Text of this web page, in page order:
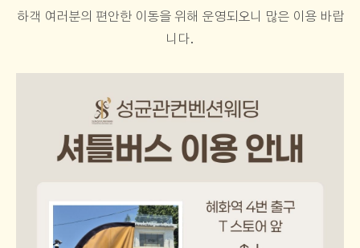
하객 여러분의 편안한 이동을 위해 운영되오니 많은 이용 바랍
니다.